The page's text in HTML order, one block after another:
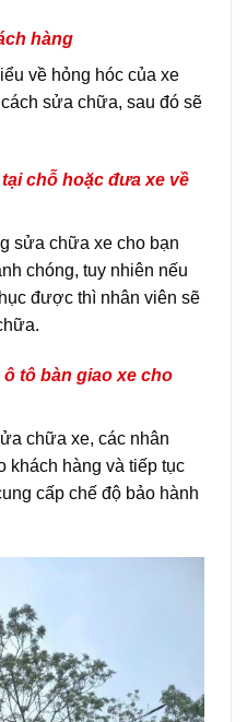
hàng
về hỏng hóc của xe
sửa chữa, sau đó sẽ
chỗ hoặc đưa xe về
sửa chữa xe cho bạn
chóng, tuy nhiên nếu
được thì nhân viên sẽ
tô bàn giao xe cho
chữa xe, các nhân
khách hàng và tiếp tục
cấp chế độ bảo hành